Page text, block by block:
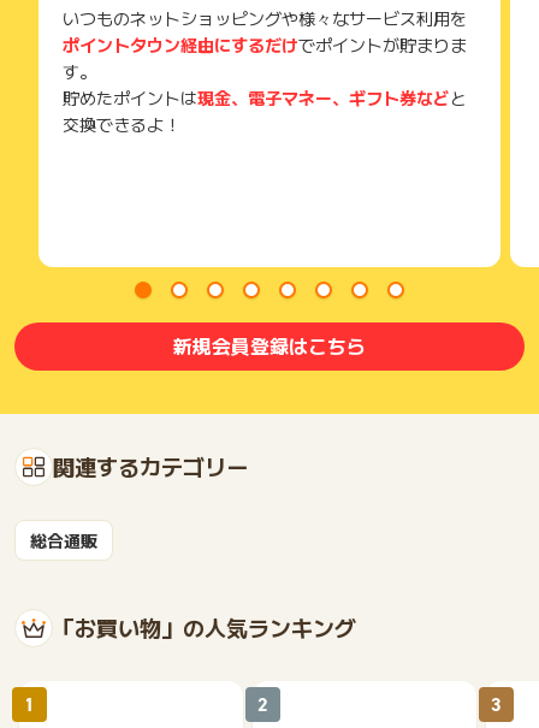
いつものネットショッピングや様々なサービス利用を
ポイントタウン経由にするだけでポイントが貯まりま
す。
貯めたポイントは現金、電子マネー、ギフト券などと
交換できるよ！
新規会員登録はこちら
関連するカテゴリー
総合通販
「お買い物」の人気ランキング
1 2 3